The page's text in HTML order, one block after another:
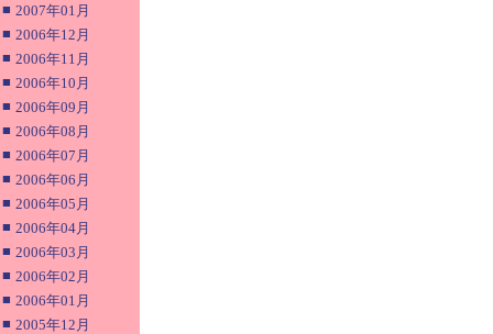
■ 2007年01月
■ 2006年12月
■ 2006年11月
■ 2006年10月
■ 2006年09月
■ 2006年08月
■ 2006年07月
■ 2006年06月
■ 2006年05月
■ 2006年04月
■ 2006年03月
■ 2006年02月
■ 2006年01月
■ 2005年12月